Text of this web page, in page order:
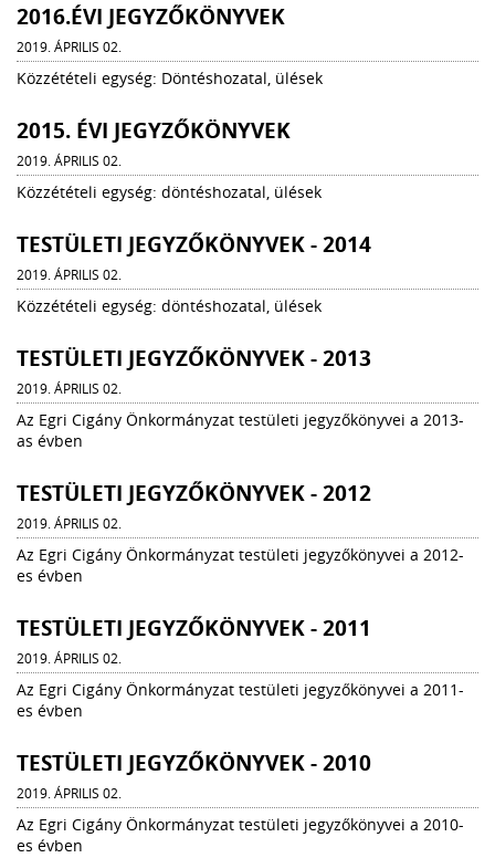
2016.ÉVI JEGYZŐKÖNYVEK
2019. ÁPRILIS 02.
Közzétételi egység: Döntéshozatal, ülések
2015. ÉVI JEGYZŐKÖNYVEK
2019. ÁPRILIS 02.
Közzétételi egység: döntéshozatal, ülések
TESTÜLETI JEGYZŐKÖNYVEK - 2014
2019. ÁPRILIS 02.
Közzétételi egység: döntéshozatal, ülések
TESTÜLETI JEGYZŐKÖNYVEK - 2013
2019. ÁPRILIS 02.
Az Egri Cigány Önkormányzat testületi jegyzőkönyvei a 2013-
as évben
TESTÜLETI JEGYZŐKÖNYVEK - 2012
2019. ÁPRILIS 02.
Az Egri Cigány Önkormányzat testületi jegyzőkönyvei a 2012-
es évben
TESTÜLETI JEGYZŐKÖNYVEK - 2011
2019. ÁPRILIS 02.
Az Egri Cigány Önkormányzat testületi jegyzőkönyvei a 2011-
es évben
TESTÜLETI JEGYZŐKÖNYVEK - 2010
2019. ÁPRILIS 02.
Az Egri Cigány Önkormányzat testületi jegyzőkönyvei a 2010-
es évben